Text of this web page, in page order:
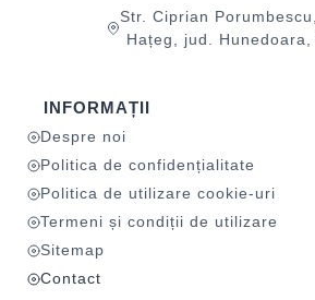
Str. Ciprian
Hațeg, jud. Hunedoara,
INFORMAȚII
Despre noi
Politica de confidențialitate
Politica de utilizare cookie-uri
Termeni și condiții de utilizare
Sitemap
Contact